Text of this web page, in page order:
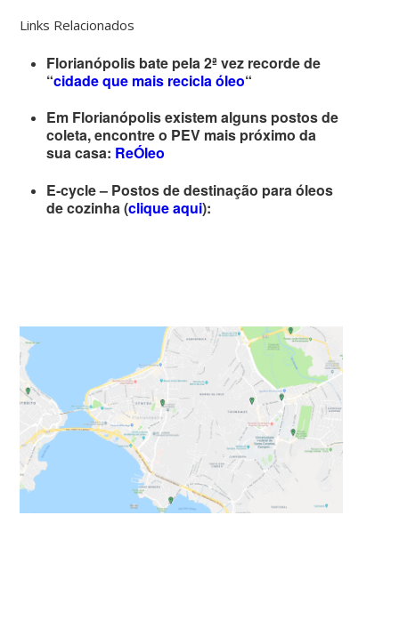
Links Relacionados
Florianópolis bate pela 2ª vez recorde de
“cidade que mais recicla óleo“
Em Florianópolis existem alguns postos de
coleta, encontre o PEV mais próximo da
sua casa: ReÓleo
E-cycle – Postos de destinação para óleos
de cozinha (clique aqui):